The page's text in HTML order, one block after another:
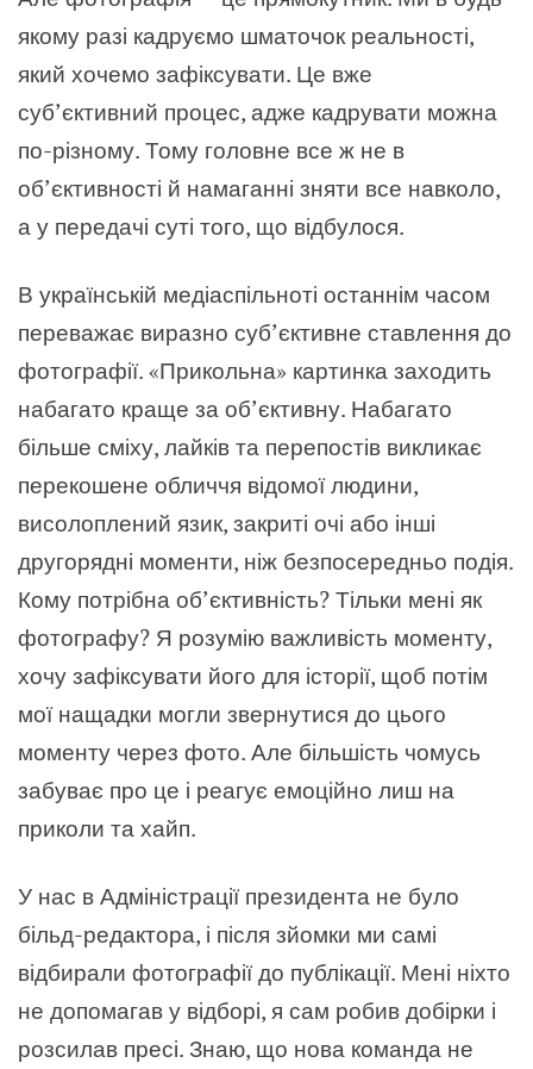
якому разі кадруємо шматочок реальності,
який хочемо зафіксувати. Це вже
суб’єктивний процес, адже кадрувати можна
по-різному. Тому головне все ж не в
об’єктивності й намаганні зняти все навколо,
а у передачі суті того, що відбулося.
В українській медіаспільноті останнім часом
переважає виразно суб’єктивне ставлення до
фотографії. «Прикольна» картинка заходить
набагато краще за об’єктивну. Набагато
більше сміху, лайків та перепостів викликає
перекошене обличчя відомої людини,
висолоплений язик, закриті очі або інші
другорядні моменти, ніж безпосередньо подія.
Кому потрібна об’єктивність? Тільки мені як
фотографу? Я розумію важливість моменту,
хочу зафіксувати його для історії, щоб потім
мої нащадки могли звернутися до цього
моменту через фото. Але більшість чомусь
забуває про це і реагує емоційно лиш на
приколи та хайп.
У нас в Адміністрації президента не було
більд-редактора, і після зйомки ми самі
відбирали фотографії до публікації. Мені ніхто
не допомагав у відборі, я сам робив добірки і
розсилав пресі. Знаю, що нова команда не